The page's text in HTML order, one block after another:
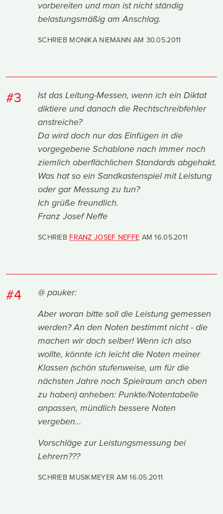
vorbereiten und man ist nicht ständig
belastungsmäßig am Anschlag.
SCHRIEB MONIKA NIEMANN AM 30.05.2011
#3
Ist das Leitung-Messen, wenn ich ein Diktat
diktiere und danach die Rechtschreibfehler
anstreiche?
Da wird doch nur das Einfügen in die
vorgegebene Schablone nach immer noch
ziemlich oberflächlichen Standards abgehakt.
Was hat so ein Sandkastenspiel mit Leistung
oder gar Messung zu tun?
Ich grüße freundlich.
Franz Josef Neffe
SCHRIEB FRANZ JOSEF NEFFE AM16.05.2011
#4
@ pauker:
Aber woran bitte soll die Leistung gemessen
werden? An den Noten bestimmt nicht - die
machen wir doch selber! Wenn ich also
wollte, könnte ich leicht die Noten meiner
Klassen (schön stufenweise, um für die
nächsten Jahre noch Spielraum anch oben
zu haben) anheben: Punkte/Notentabelle
anpassen, mündlich bessere Noten
vergeben…
Vorschläge zur Leistungsmessung bei
Lehrern???
SCHRIEB MUSIKMEYER AM16.05.2011